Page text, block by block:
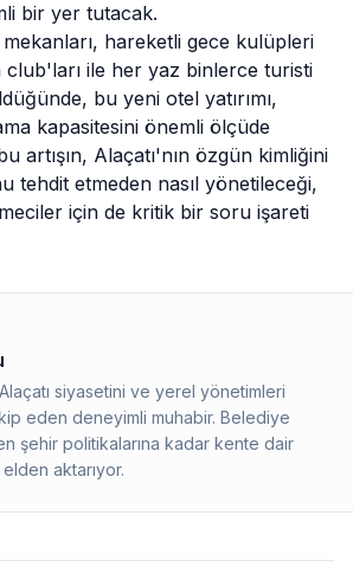
bir yer tutacak.
mekanları, hareketli gece kulüpleri
ile her yaz binlerce turisti
bu yeni otel yatırımı,
kapasitesini önemli ölçüde
artışın, Alaçatı'nın özgün kimliğini
tehdit etmeden nasıl yönetileceği,
için de kritik bir soru işareti
siyasetini ve yerel yönetimleri
eden deneyimli muhabir. Belediye
şehir politikalarına kadar kente dair
aktarıyor.